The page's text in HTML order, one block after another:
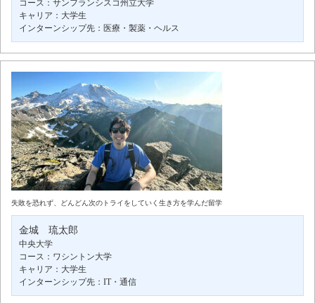
コース：サンフランシスコ州立大学
キャリア：大学生
インターンシップ先：医療・製薬・ヘルス
失敗を恐れず、どんどん次のトライをしていく生き方を学んだ留学
金城 琉太郎
中央大学
コース：ワシントン大学
キャリア：大学生
インターンシップ先：IT・通信